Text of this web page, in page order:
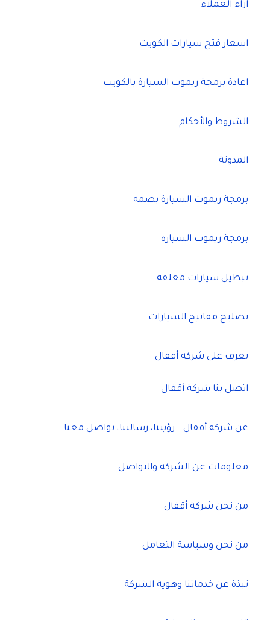
اراء العملاء
اسعار فتح سيارات الكويت
اعادة برمجة ريموت السيارة بالكويت
الشروط والأحكام
المدونة
برمجة ريموت السيارة بصمه
برمجة ريموت السياره
تبطيل سيارات مغلقة
تصليح مفاتيح السيارات
تعرف على شركة أقفال
اتصل بنا شركة أقفال
عن شركة أقفال – رؤيتنا، رسالتنا، تواصل معنا
معلومات عن الشركة والتواصل
من نحن شركة أقفال
من نحن وسياسة التعامل
نبذة عن خدماتنا وهوية الشركة